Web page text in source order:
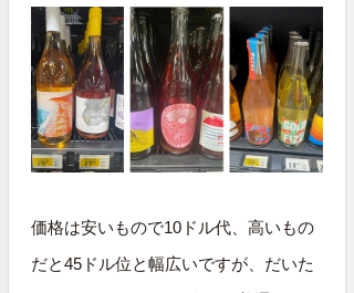
価格は安いもので10ドル代、高いもの
だと45ドル位と幅広いですが、だいた